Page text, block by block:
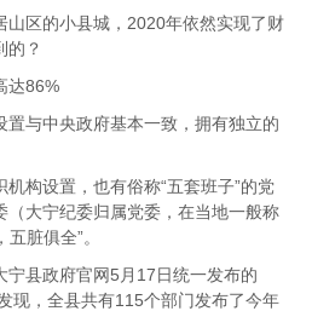
山区的小县城，2020年依然实现了财
的？
达86%
与中央政府基本一致，拥有独立的
构设置，也有俗称“五套班子”的党
（大宁纪委归属党委，在当地一般称
脏俱全”。
宁县政府官网5月17日统一发布的
现，全县共有115个部门发布了今年